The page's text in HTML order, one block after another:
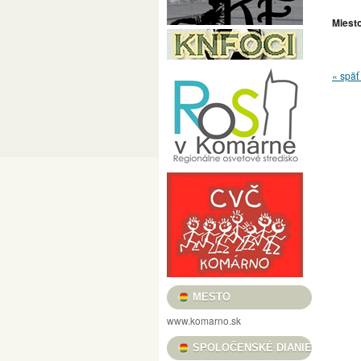
PRED MÉTOU / LÁSZLÓ POMOTHY /
FILMOVÝ KLUB VASMACSKA
USMIEVAVÉ VLČIE MAKY, VOŇAVÉ
„REŤAZE MENTIEK, KTORÉ SPÁJAJÚ“ /
HRADNÉ TRHOVISKO BOROSTYÁN
KULTÚRA PRE DETI
KOMÁRŇANSKÉ DNI – KOMÁROMI NAPOK
DUNA MENTI MÚZEUM BARÁTI KÖRE
VERNISÁŽ VÝSTAVY ALFOLDI RÓBERT
NOČNÉ PRELIADKY PEVNOSŤOU –
MESTSKÉ KULTÚRNE STREDISKO
GALÉRIA LIMES KNIŽNICA JÓZSEFA
II. RAJZPÁLYÁZAT A SZLOVÁKIAI
MESTO
www.komarno.sk
SPOLOČENSKÉ DIANIE
«